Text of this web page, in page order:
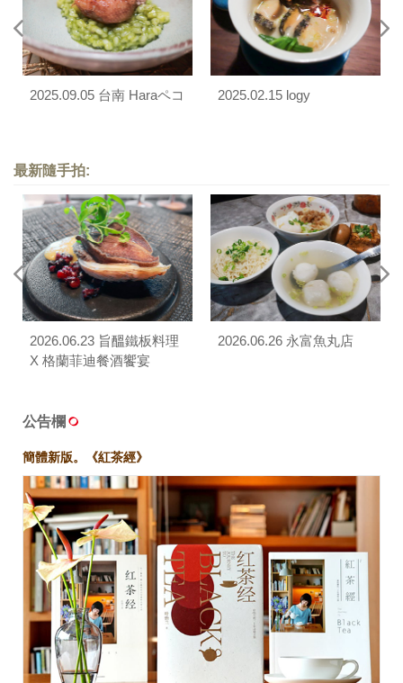
2025.09.05 台南 Haraペコ 2025.02.15 logy
最新隨手拍:
2026.06.23 旨醞鐵板料理
X 格蘭菲迪餐酒饗宴
2026.06.26 永富魚丸店
公告欄
簡體新版。《紅茶經》